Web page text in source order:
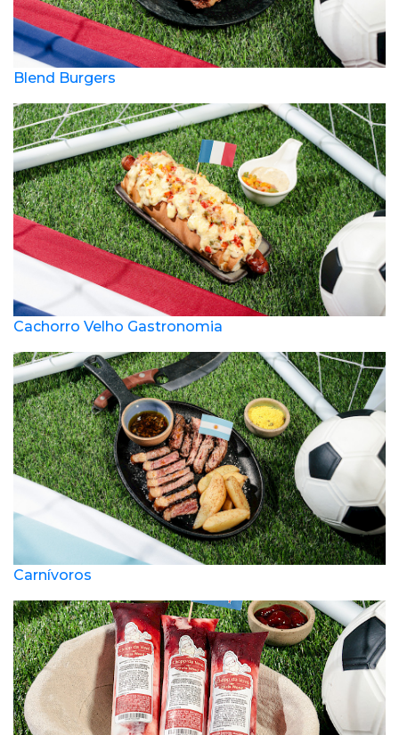
Blend Burgers
Cachorro Velho Gastronomia
Carnívoros